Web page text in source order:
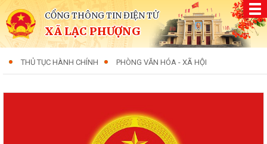
CỔNG THÔNG TIN ĐIỆN TỬ
XÃ LẠC PHƯỢNG
THỦ TỤC HÀNH CHÍNH PHÒNG VĂN HÓA - XÃ HỘI